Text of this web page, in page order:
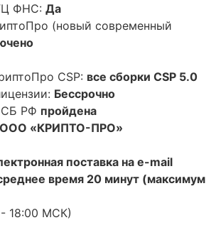
ФНС: Да
(новый современный
CSP: все сборки CSP 5.0
Бессрочно
РФ пройдена
ООО «КРИПТО-ПРО»
поставка на e-mail
время 20 минут (максимум
18:00 МСК)